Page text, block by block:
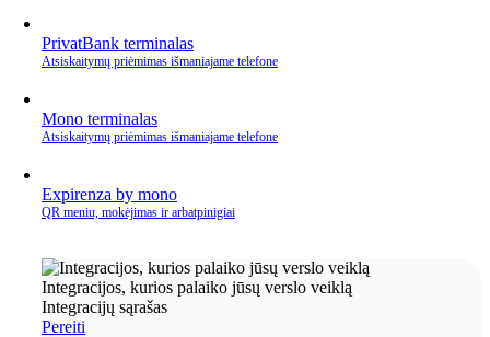
PrivatBank terminalas
Atsiskaitymų priėmimas išmaniajame telefone
Mono terminalas
Atsiskaitymų priėmimas išmaniajame telefone
Expirenza by mono
QR meniu, mokėjimas ir arbatpinigiai
Integracijos, kurios palaiko jūsų verslo veiklą
Integracijų sąrašas
Pereiti